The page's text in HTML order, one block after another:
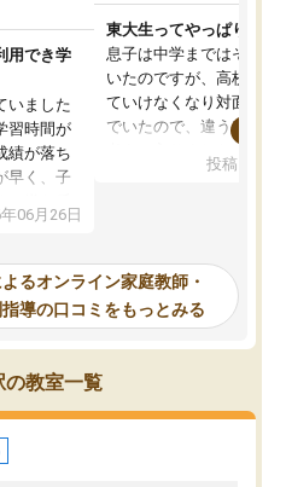
用でき学
いました
習時間が
績が落ち
早く、子
嫌な反
願いして
す。毎日
からない
てくれる
06月26日
東大生ってやっぱりすご
息子は中学まではそこそ
いたのですが、高校に入
ていけなくなり対面の塾
でいたので、違うアプロ
で、当初は模試でD判定
自習室が毎日使えていつ
るのが心強かったよう
謝です。
投稿日：
るオンライン家庭教師・
導の口コミをもっとみる
の教室一覧